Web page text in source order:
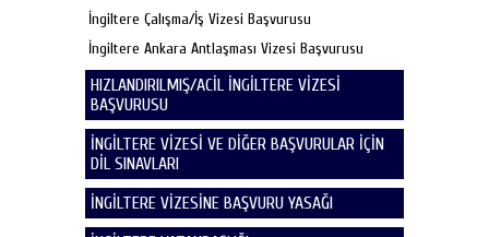
İngiltere Çalışma/İş Vizesi Başvurusu
İngiltere Ankara Antlaşması Vizesi Başvurusu
HIZLANDIRILMIŞ/ACİL İNGİLTERE VİZESİ
BAŞVURUSU
İNGİLTERE VİZESİ VE DİĞER BAŞVURULAR İÇİN
DİL SINAVLARI
İNGİLTERE VİZESİNE BAŞVURU YASAĞI